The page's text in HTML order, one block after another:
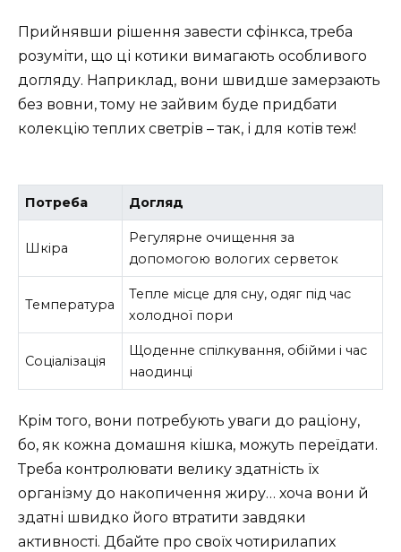
Прийнявши рішення завести сфінкса, треба
розуміти, що ці котики вимагають особливого
догляду. Наприклад, вони швидше замерзають
без вовни, тому не зайвим буде придбати
колекцію теплих светрів – так, і для котів теж!
Потреба Догляд
Шкіра
Регулярне очищення за
допомогою вологих серветок
Температура
Тепле місце для сну, одяг під час
холодної пори
Соціалізація
Щоденне спілкування, обійми і час
наодинці
Крім того, вони потребують уваги до раціону,
бо, як кожна домашня кішка, можуть переїдати.
Треба контролювати велику здатність їх
організму до накопичення жиру… хоча вони й
здатні швидко його втратити завдяки
активності. Дбайте про своїх чотирилапих